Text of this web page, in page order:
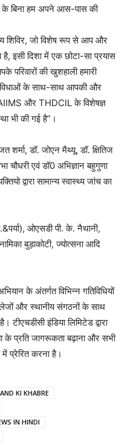
बिना हम अपने आस-पास की
शिविर, जो विशेष रूप से आप और
इसी दिशा में एक छोटा-सा प्रयास
की खुशहाली हमारी
के साथ-साथ आपकी और
और THDCIL के विशेषज्ञ
भी की गई है”।
डॉ. जोएन मैथ्यू, डॉ. क्षितिज
चौधरी एवं डॉ0 अभिज्ञान बहुगुणा
द्वारा सामान्य स्वास्थ्य जांच का
ओएसडी पी. के. नैथानी,
बुड़ाकोटी, ज्योत्सना आदि
के अंतर्गत विभिन्न गतिविधियों
और स्थानीय संगठनों के साथ
इंडिया लिमिटेड द्वारा
के प्रति जागरूकता बढ़ाना और सभी
प्रेरित करना है।
KI KHABRE
IN HINDI